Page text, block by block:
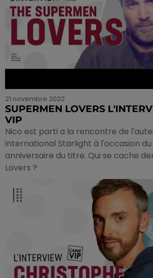
21 novembre 2022
SUPERMEN LOVERS
VIP
Nico est parti a la rencontre de
international Starlight à l'occasion
anniversaire du titre. Qui se cache
Lovers ?